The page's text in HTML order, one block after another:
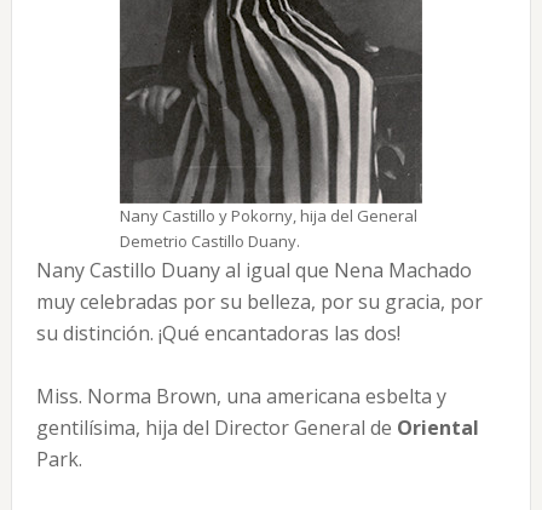
Nany Castillo y Pokorny, hija del General
Demetrio Castillo Duany.
Nany Castillo Duany al igual que Nena Machado
muy celebradas por su belleza, por su gracia, por
su distinción. ¡Qué encantadoras las dos!
Miss. Norma Brown, una americana esbelta y
gentilísima, hija del Director General de Oriental
Park.